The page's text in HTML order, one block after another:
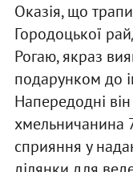
Оказія, що
Городоцької
Рогаю, якраз
подарунком до
Напередодні
хмельничанина
сприяння у